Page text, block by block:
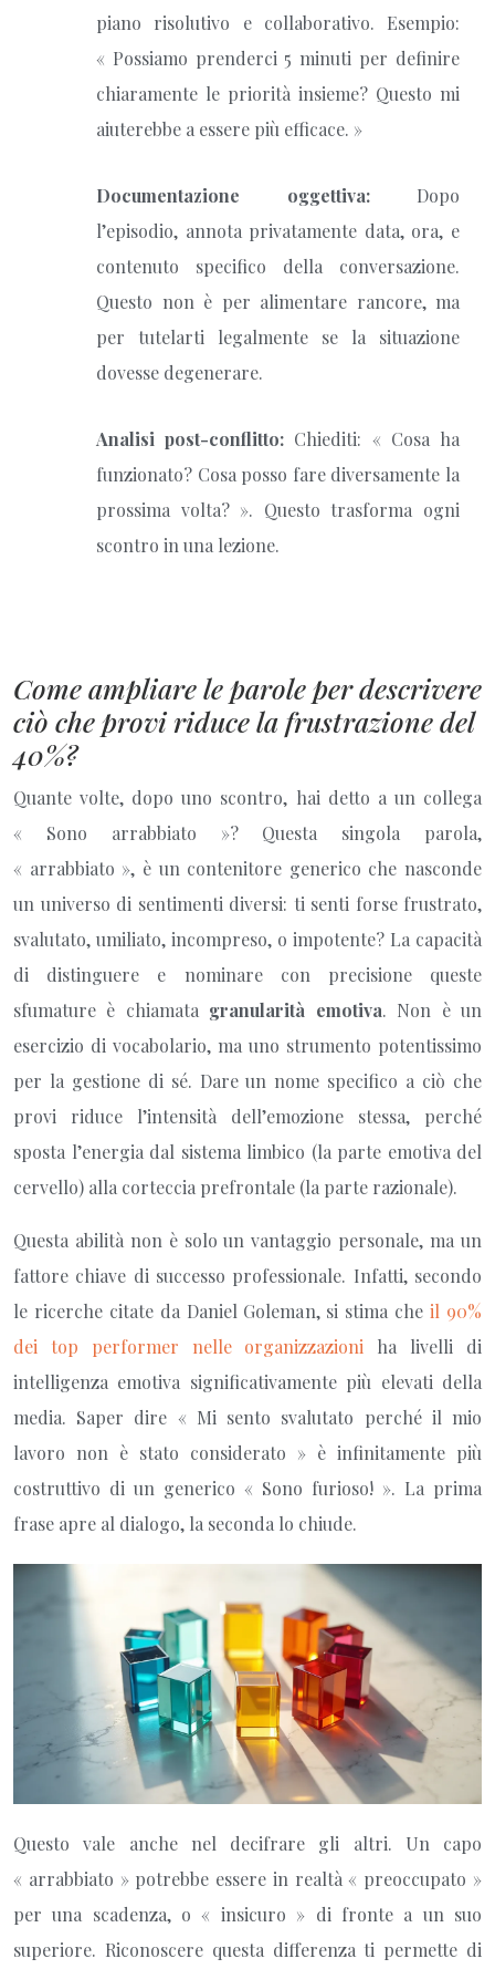
piano risolutivo e collaborativo. Esempio:
« Possiamo prenderci 5 minuti per definire
chiaramente le priorità insieme? Questo mi
aiuterebbe a essere più efficace. »
Documentazione oggettiva:Dopo
l’episodio, annota privatamente data, ora, e
contenuto specifico della conversazione.
Questo non è per alimentare rancore, ma
per tutelarti legalmente se la situazione
dovesse degenerare.
Analisi post-conflitto: Chiediti: « Cosa ha
funzionato? Cosa posso fare diversamente la
prossima volta? ». Questo trasforma ogni
scontro in una lezione.
Come ampliare le parole per descrivere
ciò che provi riduce la frustrazione del
40%?
Quante volte, dopo uno scontro, hai detto a un collega
« Sono arrabbiato »? Questa singola parola,
« arrabbiato », è un contenitore generico che nasconde
un universo di sentimenti diversi: ti senti forse frustrato,
svalutato, umiliato, incompreso, o impotente? La capacità
di distinguere e nominare con precisione queste
sfumature è chiamata granularità emotiva. Non è un
esercizio di vocabolario, ma uno strumento potentissimo
per la gestione di sé. Dare un nome specifico a ciò che
provi riduce l’intensità dell’emozione stessa, perché
sposta l’energia dal sistema limbico (la parte emotiva del
cervello) alla corteccia prefrontale (la parte razionale).
Questa abilità non è solo un vantaggio personale, ma un
fattore chiave di successo professionale. Infatti, secondo
le ricerche citate da Daniel Goleman, si stima cheil 90%
dei top performer nelle organizzazioni ha livelli di
intelligenza emotiva significativamente più elevati della
media. Saper dire « Mi sento svalutato perché il mio
lavoro non è stato considerato » è infinitamente più
costruttivo di un generico « Sono furioso! ». La prima
frase apre al dialogo, la seconda lo chiude.
Questo vale anche nel decifrare gli altri. Un capo
« arrabbiato » potrebbe essere in realtà « preoccupato »
per una scadenza, o « insicuro » di fronte a un suo
superiore. Riconoscere questa differenza ti permette di